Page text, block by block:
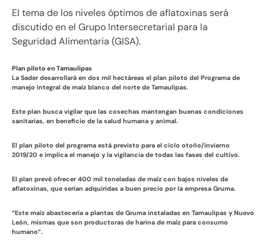
El tema de los niveles óptimos de aflatoxinas será
discutido en el Grupo Intersecretarial para la
Seguridad Alimentaria (GISA).
Plan piloto en Tamaulipas
La Sader desarrollará en dos mil hectáreas el plan piloto del Programa de
manejo integral de maíz blanco del norte de Tamaulipas.
Este plan busca vigilar que las cosechas mantengan buenas condiciones
sanitarias, en beneficio de la salud humana y animal.
El plan piloto del programa está previsto para el ciclo otoño/invierno
2019/20 e implica el manejo y la vigilancia de todas las fases del cultivo.
El plan prevé ofrecer 400 mil toneladas de maíz con bajos niveles de
aflatoxinas, que serían adquiridas a buen precio por la empresa Gruma.
“Este maíz abastecería a plantas de Gruma instaladas en Tamaulipas y Nuevo
León, mismas que son productoras de harina de maíz para consumo
humano”.